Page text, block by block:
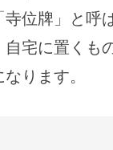
寺位牌」と呼
宅に置くも
ります。